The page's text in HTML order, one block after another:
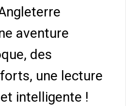
aventure
des
une lecture
intelligente !